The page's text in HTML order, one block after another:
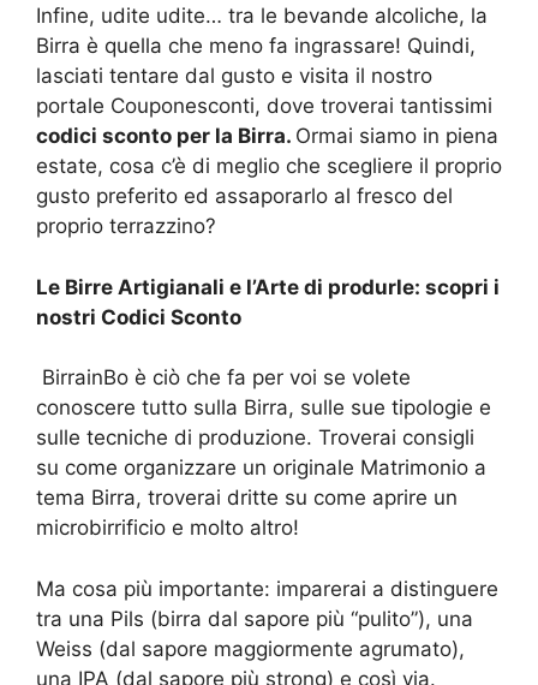
Infine, udite udite… tra le bevande alcoliche, la
Birra è quella che meno fa ingrassare! Quindi,
lasciati tentare dal gusto e visita il nostro
portale Couponesconti, dove troverai tantissimi
codici sconto per la Birra. Ormai siamo in piena
estate, cosa c’è di meglio che scegliere il proprio
gusto preferito ed assaporarlo al fresco del
proprio terrazzino?
Le Birre Artigianali e l’Arte di produrle: scopri i
nostri Codici Sconto
BirrainBo è ciò che fa per voi se volete
conoscere tutto sulla Birra, sulle sue tipologie e
sulle tecniche di produzione. Troverai consigli
su come organizzare un originale Matrimonio a
tema Birra, troverai dritte su come aprire un
microbirrificio e molto altro!
Ma cosa più importante: imparerai a distinguere
tra una Pils (birra dal sapore più “pulito”), una
Weiss (dal sapore maggiormente agrumato),
una IPA (dal sapore più strong) e così via.